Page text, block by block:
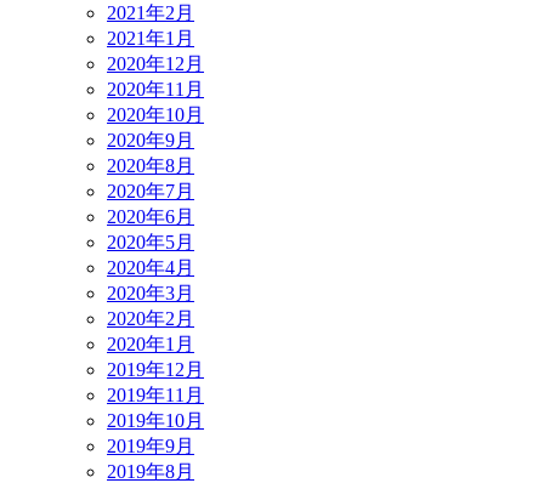
2021年2月
2021年1月
2020年12月
2020年11月
2020年10月
2020年9月
2020年8月
2020年7月
2020年6月
2020年5月
2020年4月
2020年3月
2020年2月
2020年1月
2019年12月
2019年11月
2019年10月
2019年9月
2019年8月